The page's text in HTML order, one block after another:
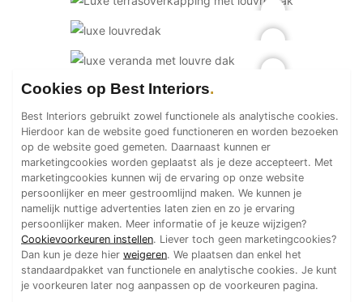
Thuisbioscoop
Domotica
Mirror TV
Fitnessapparatuur
Wifi
Overig
Aannemers Interieur
Akoestiek
Binnenzwembaden
Wellness
Cookies op Best Interiors
Best Interiors gebruikt zowel functionele als analytische cookies.
Hierdoor kan de website goed functioneren en worden bezoeken
op de website goed gemeten. Daarnaast kunnen er
marketingcookies worden geplaatst als je deze accepteert. Met
marketingcookies kunnen wij de ervaring op onze website
persoonlijker en meer gestroomlijnd maken. We kunnen je
namelijk nuttige advertenties laten zien en zo je ervaring
persoonlijker maken. Meer informatie of je keuze wijzigen?
Cookievoorkeuren instellen. Liever toch geen marketingcookies?
Dan kun je deze hier weigeren. We plaatsen dan enkel het
standaardpakket van functionele en analytische cookies. Je kunt
je voorkeuren later nog aanpassen op de voorkeuren pagina.